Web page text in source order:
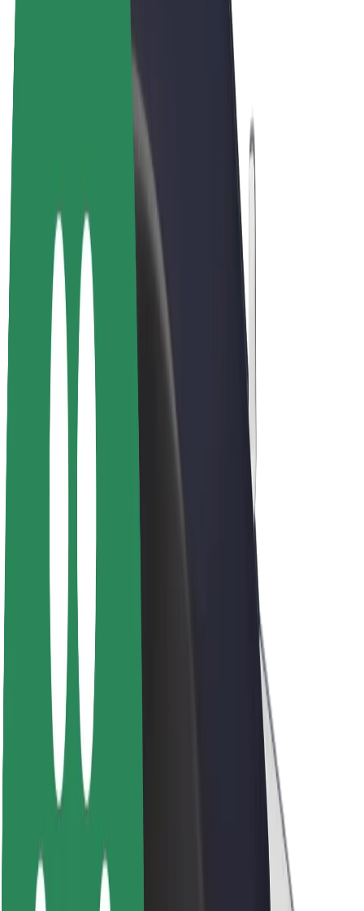
Bicicletas
Bolt Plus
Ganhe com a Bolt
Motoristas
Ganhos de motorista
Estafetas
Ganhos de estafeta
Sustentabilidade na Bolt
Projeto Zero
Blog
Sala de imprensa
Diretrizes da marca
Missão
Relações com investidores
Liderança
Marca
Fundo Urbano